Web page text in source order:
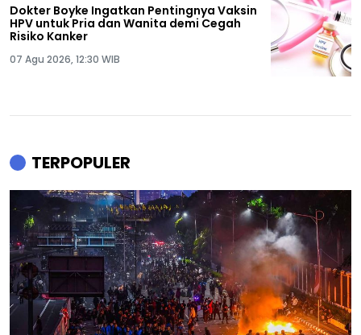
Dokter Boyke Ingatkan Pentingnya Vaksin
HPV untuk Pria dan Wanita demi Cegah
Risiko Kanker
07 Agu 2026, 12:30 WIB
TERPOPULER